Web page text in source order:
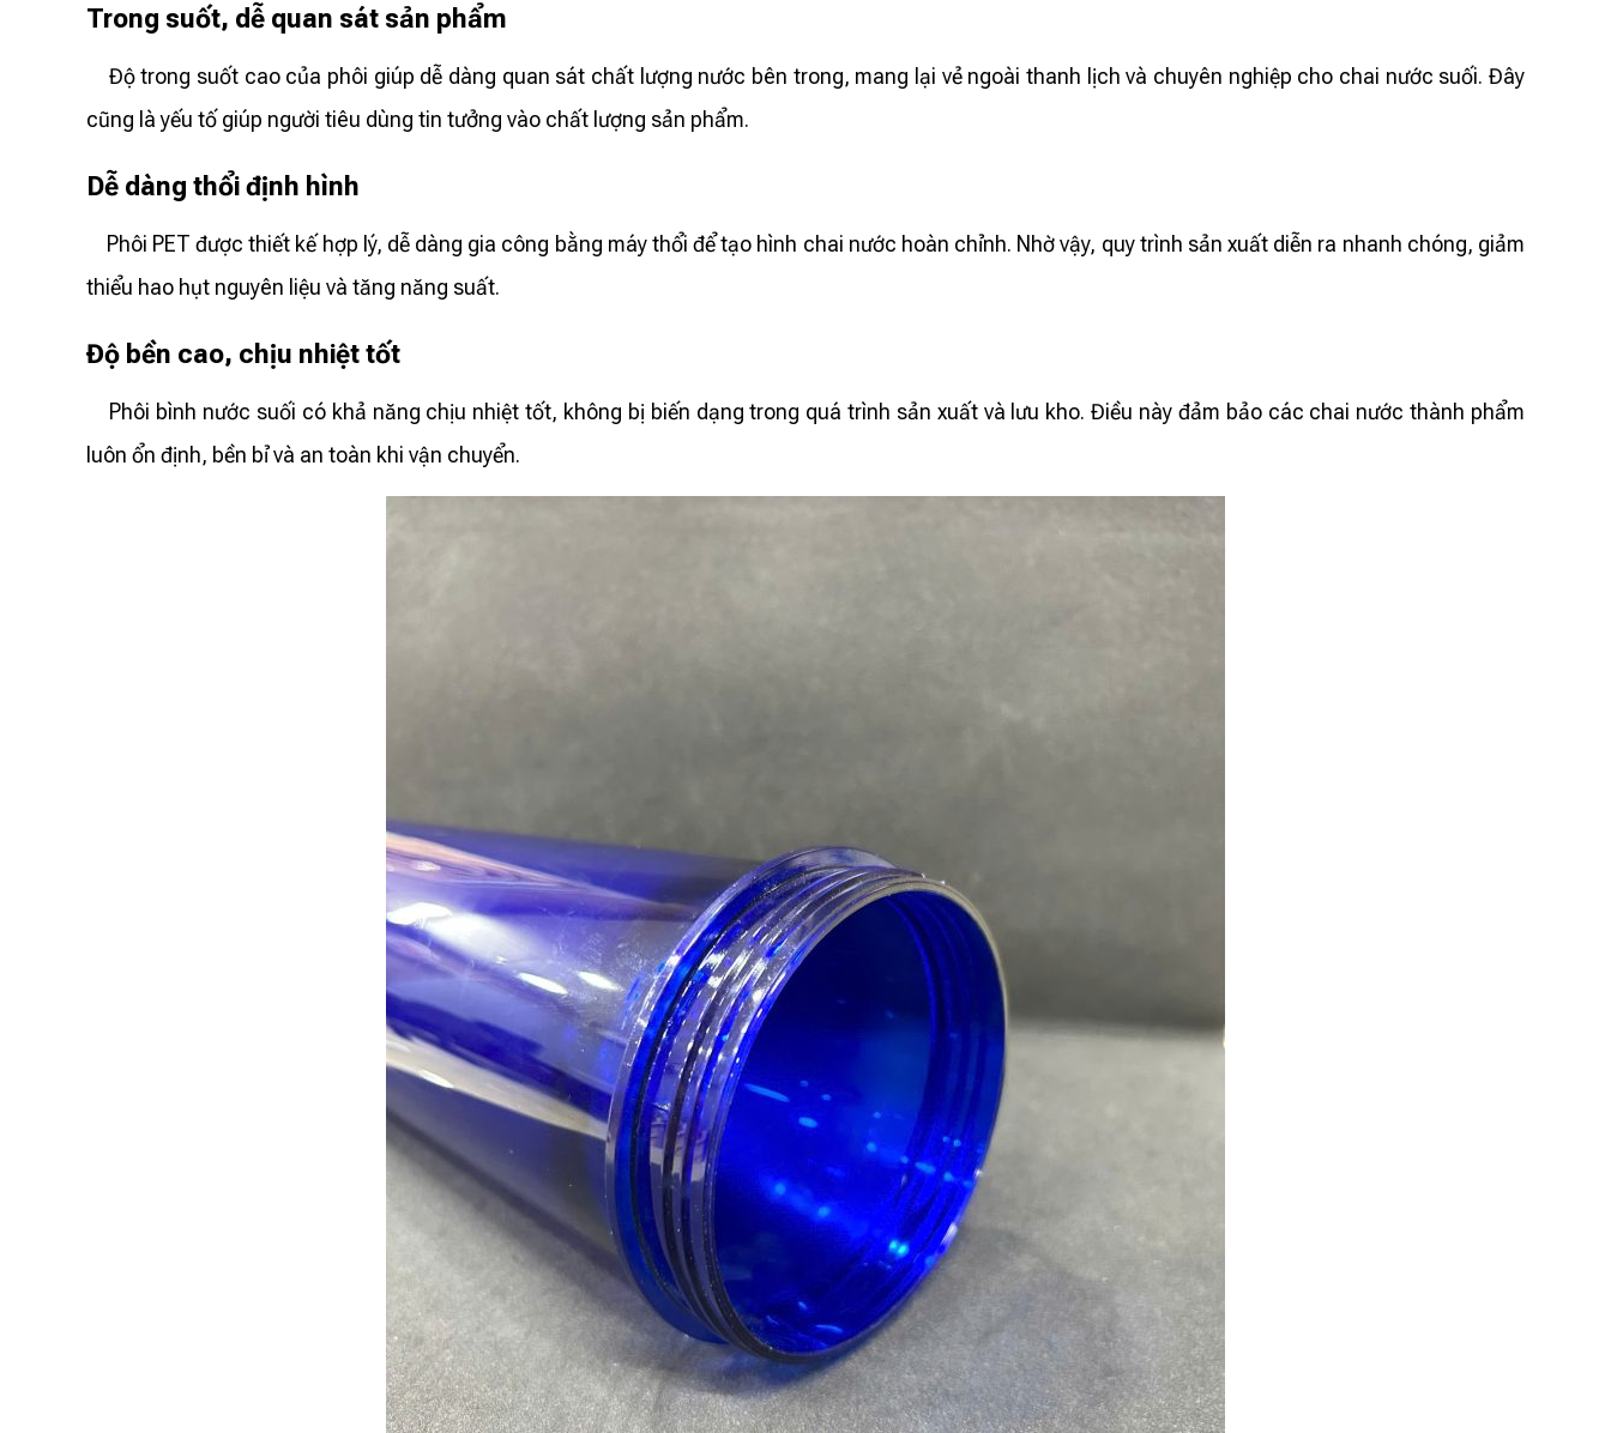
Trong suốt, dễ quan sát sản phẩm
Độ trong suốt cao của phôi giúp dễ dàng quan sát chất lượng nước bên trong, mang lại vẻ ngoài thanh lịch và chuyên nghiệp cho chai nước suối. Đây
cũng là yếu tố giúp người tiêu dùng tin tưởng vào chất lượng sản phẩm.
Dễ dàng thổi định hình
Phôi PET được thiết kế hợp lý, dễ dàng gia công bằng máy thổi để tạo hình chai nước hoàn chỉnh. Nhờ vậy, quy trình sản xuất diễn ra nhanh chóng, giảm
thiểu hao hụt nguyên liệu và tăng năng suất.
Độ bền cao, chịu nhiệt tốt
Phôi bình nước suối có khả năng chịu nhiệt tốt, không bị biến dạng trong quá trình sản xuất và lưu kho. Điều này đảm bảo các chai nước thành phẩm
luôn ổn định, bền bỉ và an toàn khi vận chuyển.